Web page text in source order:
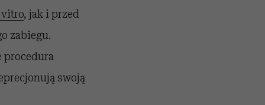
, jak i przed
zabiegu.
procedura
swoją